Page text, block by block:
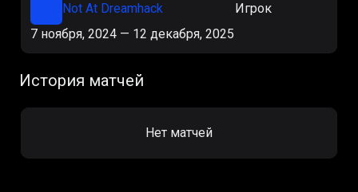
Not At Dreamhack
Игрок
7 ноября, 2024 — 12 декабря, 2025
История матчей
Нет матчей